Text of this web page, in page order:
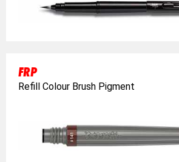
FRP
Refill Colour Brush Pigment